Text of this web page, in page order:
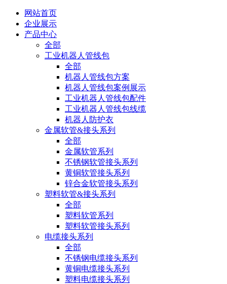
网站首页
企业展示
产品中心
全部
工业机器人管线包
全部
机器人管线包方案
机器人管线包案例展示
工业机器人管线包配件
工业机器人管线包线缆
机器人防护衣
金属软管&接头系列
全部
金属软管系列
不锈钢软管接头系列
黄铜软管接头系列
锌合金软管接头系列
塑料软管&接头系列
全部
塑料软管系列
塑料软管接头系列
电缆接头系列
全部
不锈钢电缆接头系列
黄铜电缆接头系列
塑料电缆接头系列